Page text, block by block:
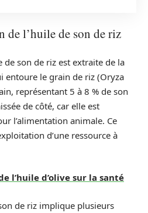
l’huile de son de riz
de son de riz est extraite de la
entoure le grain de riz (Oryza
représentant 5 à 8 % de son
de côté, car elle est
l’alimentation animale. Ce
d’une ressource à
l’huile d’olive sur la santé
de riz implique plusieurs